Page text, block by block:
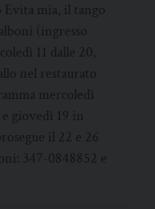
mia, il tango
(ingresso
11 dalle 20,
nel restaurato
mercoledì
giovedì 19 in
il 22 e 26
347-0848852 e